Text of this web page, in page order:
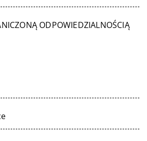
ODPOWIEDZIALNOŚCIĄ